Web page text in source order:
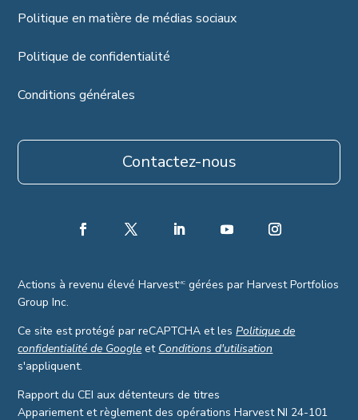
Politique en matière de médias sociaux
Politique de confidentialité
Conditions générales
Contactez-nous
Actions à revenu élevé HarvestMC gérées par Harvest Portfolios
Group Inc.
Ce site est protégé par reCAPTCHA et lesPolitique de
confidentialité de Google et Conditions d'utilisation
s'appliquent.
Rapport du CEI aux détenteurs de titres
Appariement et règlement des opérations Harvest NI 24-101